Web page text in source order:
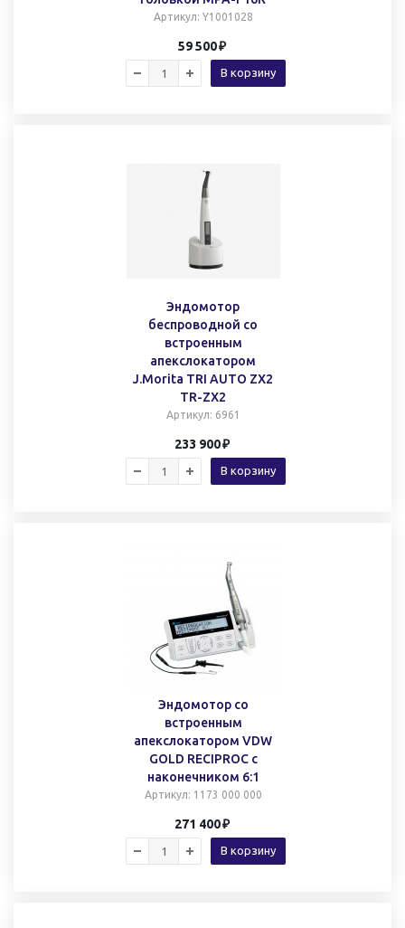
Артикул: Y1001028
59 500
В корзину
Эндомотор
беспроводной со
встроенным
апекслокатором
J.Morita TRI AUTO ZX2
TR-ZX2
Артикул: 6961
233 900
В корзину
Эндомотор со
встроенным
апекслокатором VDW
GOLD RECIPROC с
наконечником 6:1
Артикул: 1173 000 000
271 400
В корзину